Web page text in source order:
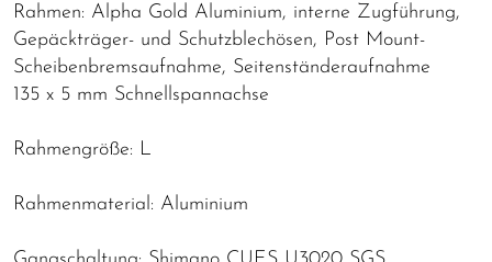
Rahmen: Alpha Gold Aluminium, interne Zugführung,
Gepäckträger- und Schutzblechösen, Post Mount-
Scheibenbremsaufnahme, Seitenständeraufnahme
135 x 5 mm Schnellspannachse
Rahmengröße: L
Rahmenmaterial: Aluminium